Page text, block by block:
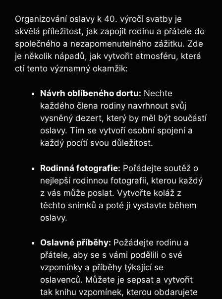
Organizování oslavy k 40. výročí svatby je
skvělá příležitost, jak zapojit rodinu a přátele do
společného a nezapomenutelného zážitku. Zde
je několik nápadů, jak vytvořit atmosféru, která
ctí tento významný okamžik:
Návrh oblíbeného dortu: Nechte
každého člena rodiny navrhnout svůj
vysněný dezert, který by měl být součástí
oslavy. Tím se vytvoří osobní spojení a
každý pocítí svou důležitost.
Rodinná fotografie: Pořádejte soutěž o
nejlepší rodinnou fotografii, kterou každý
z vás může poslat. Vytvořte koláž z
těchto snímků a poté ji vystavte během
oslavy.
Oslavné příběhy: Požádejte rodinu a
přátele, aby se s vámi podělili o své
vzpomínky a příběhy týkající se
oslavenců. Můžete je sepsat a vytvořit
tak knihu vzpomínek, kterou obdarujete